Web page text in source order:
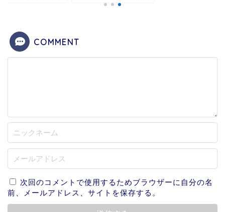
COMMENT
次回のコメントで使用するためブラウザーに自分の名
前、メールアドレス、サイトを保存する。